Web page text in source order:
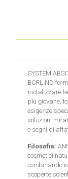
SYSTEM
BÖRLIND
rivitalizzare
più giovane,
esigenze
soluzioni
e segni di
Filosofia:
cosmetici
combinando
scoperte